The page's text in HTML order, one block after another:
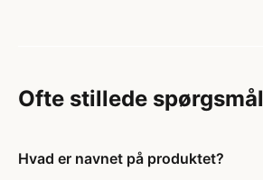
Ofte stillede spørgsmål
Hvad er navnet på produktet?